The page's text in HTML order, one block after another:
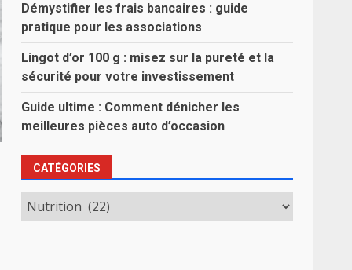
Démystifier les frais bancaires : guide
pratique pour les associations
Lingot d’or 100 g : misez sur la pureté et la
sécurité pour votre investissement
Guide ultime : Comment dénicher les
meilleures pièces auto d’occasion
CATÉGORIES
Catégories